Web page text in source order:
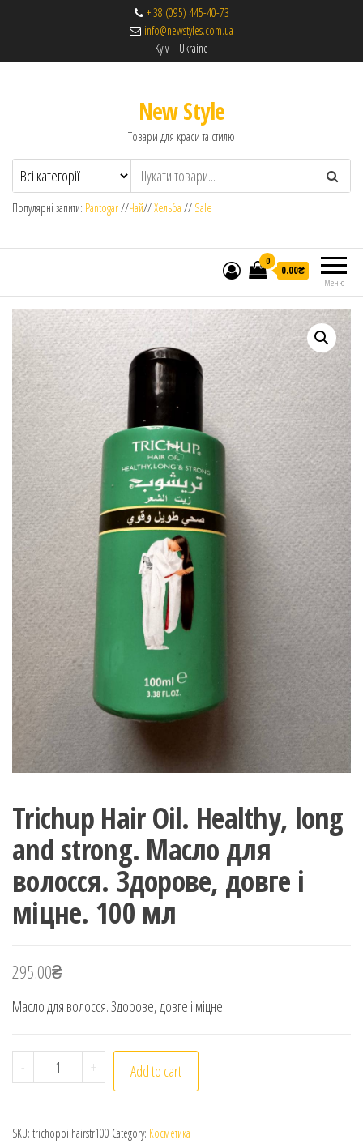
+ 38 (095) 445-40-73
info@newstyles.com.ua
Kyiv – Ukraine
New Style
Товари для краси та стилю
Популярні запити: Pantogar//Чай//Хельба // Sale
Меню
0
0.00₴
Trichup Hair Oil. Healthy, long
and strong. Масло для
волосся. Здорове, довге і
міцне. 100 мл
295.00₴
Масло для волосся. Здорове, довге і міцне
- Trichup Hair Oil. Healthy, long and strong. Масло для
+ Add to cart
SKU: trichopoilhairstr100 Category: Косметика